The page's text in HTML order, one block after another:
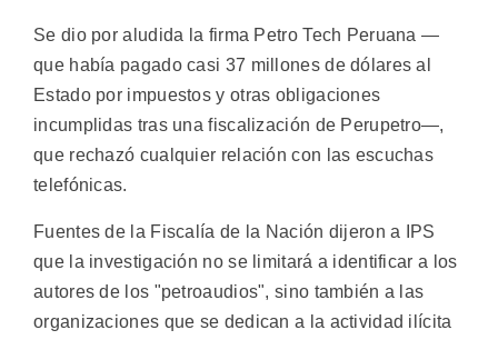
Se dio por aludida la firma Petro Tech Peruana —
que había pagado casi 37 millones de dólares al
Estado por impuestos y otras obligaciones
incumplidas tras una fiscalización de Perupetro—,
que rechazó cualquier relación con las escuchas
telefónicas.
Fuentes de la Fiscalía de la Nación dijeron a IPS
que la investigación no se limitará a identificar a los
autores de los "petroaudios", sino también a las
organizaciones que se dedican a la actividad ilícita